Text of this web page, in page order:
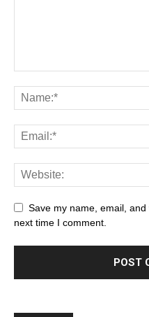
Save my name, email,
next time I comment.